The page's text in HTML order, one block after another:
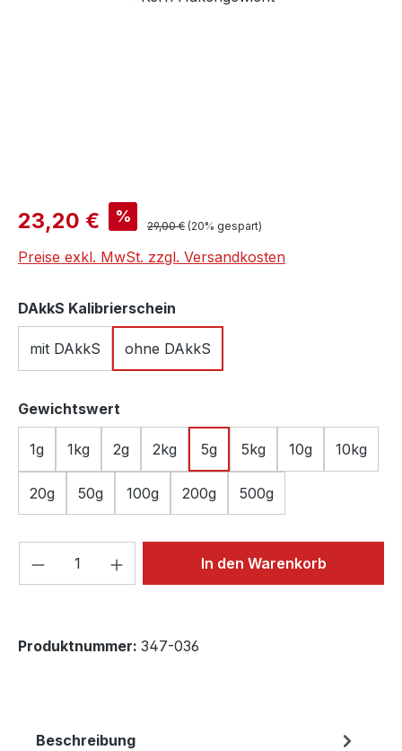
Verkaufspreis:
23,20 € % Regulärer Preis:
29,00 € (20% gespart)
Preise exkl. MwSt. zzgl. Versandkosten
DAkkS Kalibrierschein
mit DAkkS ohne DAkkS
Gewichtswert
1g 1kg 2g 2kg 5g 5kg 10g 10kg
20g 50g 100g 200g 500g
Produkt Anzahl: Gib denIn den Warenkorb
Produktnummer: 347-036
Beschreibung